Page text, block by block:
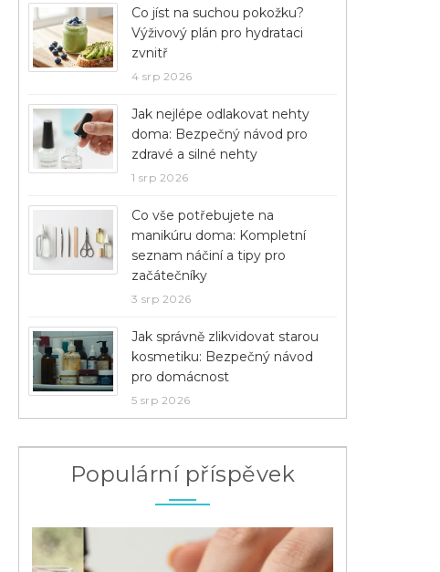
Co jíst na suchou pokožku?
Výživový plán pro hydrataci
zvnitř
4 srp 2026
Jak nejlépe odlakovat nehty
doma: Bezpečný návod pro
zdravé a silné nehty
1 srp 2026
Co vše potřebujete na
manikúru doma: Kompletní
seznam náčiní a tipy pro
začátečníky
3 srp 2026
Jak správně zlikvidovat starou
kosmetiku: Bezpečný návod
pro domácnost
5 srp 2026
Populární příspěvek